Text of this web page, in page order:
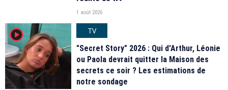
1 août 2026
player2
TV
"Secret Story" 2026 : Qui d'Arthur, Léonie
ou Paola devrait quitter la Maison des
secrets ce soir ? Les estimations de
notre sondage